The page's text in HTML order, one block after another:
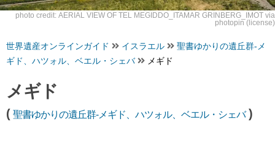
photo credit: AERIAL VIEW OF TEL MEGIDDO_ITAMAR GRINBERG_IMOT via
photopin (license)
世界遺産オンラインガイド イスラエル
聖書ゆかりの遺丘群-メ
ギド、ハツォル、ベエル・シェバ
メギド
メギド
( 聖書ゆかりの遺丘群-メギド、ハツォル、ベエル・シェバ)